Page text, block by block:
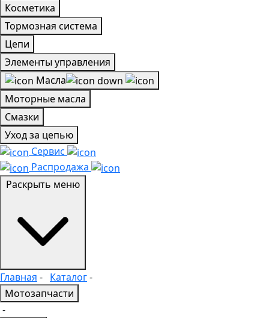
Косметика
Тормозная система
Цепи
Элементы управления
Масла
Моторные масла
Смазки
Уход за цепью
Сервис
Распродажа
Главная - Каталог-
Мотозапчасти
-